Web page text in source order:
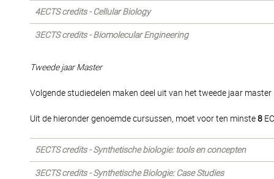
4ECTS credits - Cellular Biology
3ECTS credits - Biomolecular Engineering
Tweede jaar Master
Volgende studiedelen maken deel uit van het tweede jaar
Uit de hieronder genoemde cursussen, moet voor ten minste8
5ECTS credits - Synthetische biologie: tools en concepten
3ECTS credits - Synthetische Biologie: Case Studies